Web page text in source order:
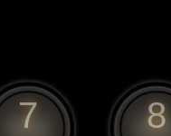
7 8